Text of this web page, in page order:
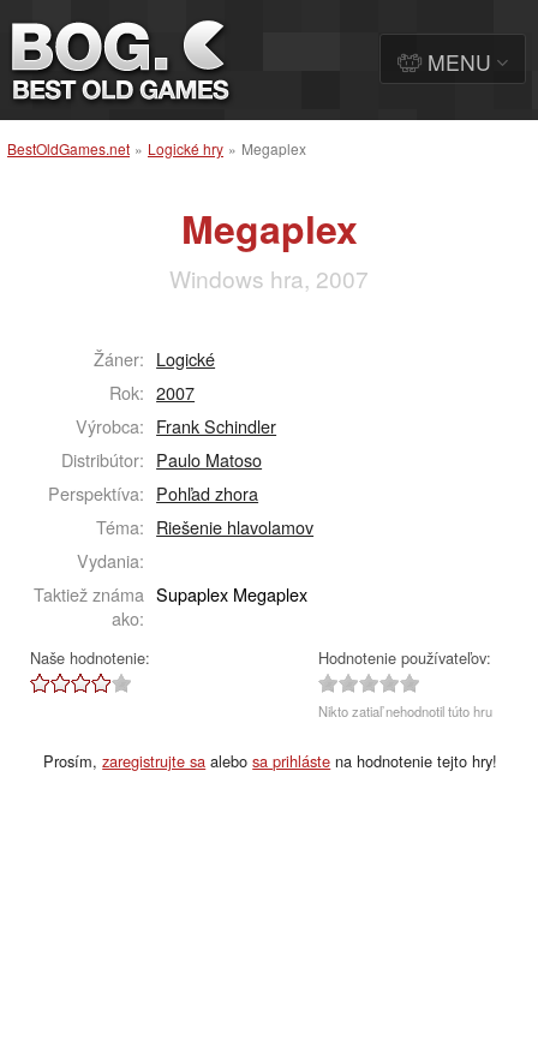
BestOldGames.net » Logické hry » Megaplex
Megaplex
Windows hra, 2007
Žáner: Logické
Rok: 2007
Výrobca: Frank Schindler
Distribútor: Paulo Matoso
Perspektíva: Pohľad zhora
Téma: Riešenie hlavolamov
Vydania:
Taktiež známa
ako:
Supaplex Megaplex
Naše hodnotenie: Hodnotenie používateľov:
Nikto zatiaľ nehodnotil túto hru
Prosím,zaregistrujte sa alebosa prihláste na hodnotenie tejto hry!
MENU